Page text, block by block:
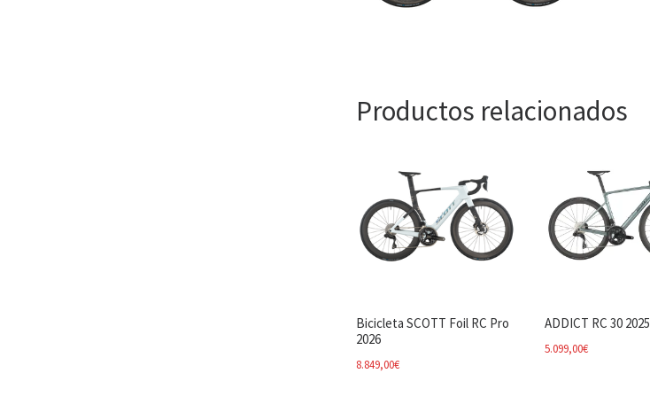
Productos relacionados
Bicicleta SCOTT Foil RC Pro
2026
8.849,00€
ADDICT RC 30 2025
5.099,00€